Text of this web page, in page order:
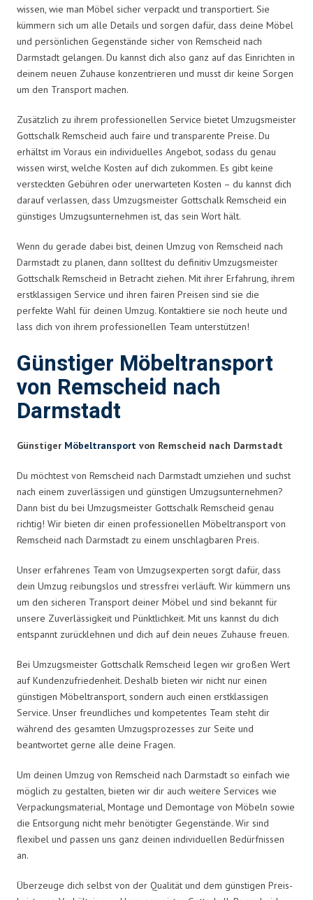
wissen, wie man Möbel sicher verpackt und transportiert. Sie
kümmern sich um alle Details und sorgen dafür, dass deine Möbel
und persönlichen Gegenstände sicher von Remscheid nach
Darmstadt gelangen. Du kannst dich also ganz auf das Einrichten in
deinem neuen Zuhause konzentrieren und musst dir keine Sorgen
um den Transport machen.
Zusätzlich zu ihrem professionellen Service bietet Umzugsmeister
Gottschalk Remscheid auch faire und transparente Preise. Du
erhältst im Voraus ein individuelles Angebot, sodass du genau
wissen wirst, welche Kosten auf dich zukommen. Es gibt keine
versteckten Gebühren oder unerwarteten Kosten – du kannst dich
darauf verlassen, dass Umzugsmeister Gottschalk Remscheid ein
günstiges Umzugsunternehmen ist, das sein Wort hält.
Wenn du gerade dabei bist, deinen Umzug von Remscheid nach
Darmstadt zu planen, dann solltest du definitiv Umzugsmeister
Gottschalk Remscheid in Betracht ziehen. Mit ihrer Erfahrung, ihrem
erstklassigen Service und ihren fairen Preisen sind sie die
perfekte Wahl für deinen Umzug. Kontaktiere sie noch heute und
lass dich von ihrem professionellen Team unterstützen!
Günstiger Möbeltransport
von Remscheid nach
Darmstadt
Günstiger Möbeltransport von Remscheid nach Darmstadt
Du möchtest von Remscheid nach Darmstadt umziehen und suchst
nach einem zuverlässigen und günstigen Umzugsunternehmen?
Dann bist du bei Umzugsmeister Gottschalk Remscheid genau
richtig! Wir bieten dir einen professionellen Möbeltransport von
Remscheid nach Darmstadt zu einem unschlagbaren Preis.
Unser erfahrenes Team von Umzugsexperten sorgt dafür, dass
dein Umzug reibungslos und stressfrei verläuft. Wir kümmern uns
um den sicheren Transport deiner Möbel und sind bekannt für
unsere Zuverlässigkeit und Pünktlichkeit. Mit uns kannst du dich
entspannt zurücklehnen und dich auf dein neues Zuhause freuen.
Bei Umzugsmeister Gottschalk Remscheid legen wir großen Wert
auf Kundenzufriedenheit. Deshalb bieten wir nicht nur einen
günstigen Möbeltransport, sondern auch einen erstklassigen
Service. Unser freundliches und kompetentes Team steht dir
während des gesamten Umzugsprozesses zur Seite und
beantwortet gerne alle deine Fragen.
Um deinen Umzug von Remscheid nach Darmstadt so einfach wie
möglich zu gestalten, bieten wir dir auch weitere Services wie
Verpackungsmaterial, Montage und Demontage von Möbeln sowie
die Entsorgung nicht mehr benötigter Gegenstände. Wir sind
flexibel und passen uns ganz deinen individuellen Bedürfnissen
an.
Überzeuge dich selbst von der Qualität und dem günstigen Preis-